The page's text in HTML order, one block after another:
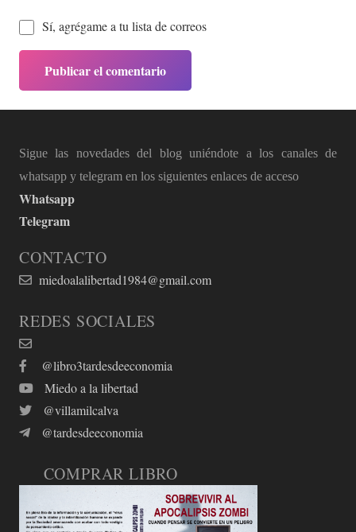
Sí, agrégame a tu lista de correos
Publicar el comentario
Sigue las novedades del blog uniéndote a los canales de
whatsapp y telegram en los siguientes enlaces de acceso
Whatsapp
Telegram
CONTACTO
miedoalalibertad1984@gmail.com
REDES SOCIALES
@libro3tardesdeeconomia
Miedo a la libertad
@villamilcalva
@tardesdeeconomia
COMPRAR LIBRO